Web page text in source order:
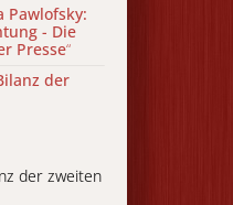
Pawlofsky:
- Die
Presse“
der
der zweiten